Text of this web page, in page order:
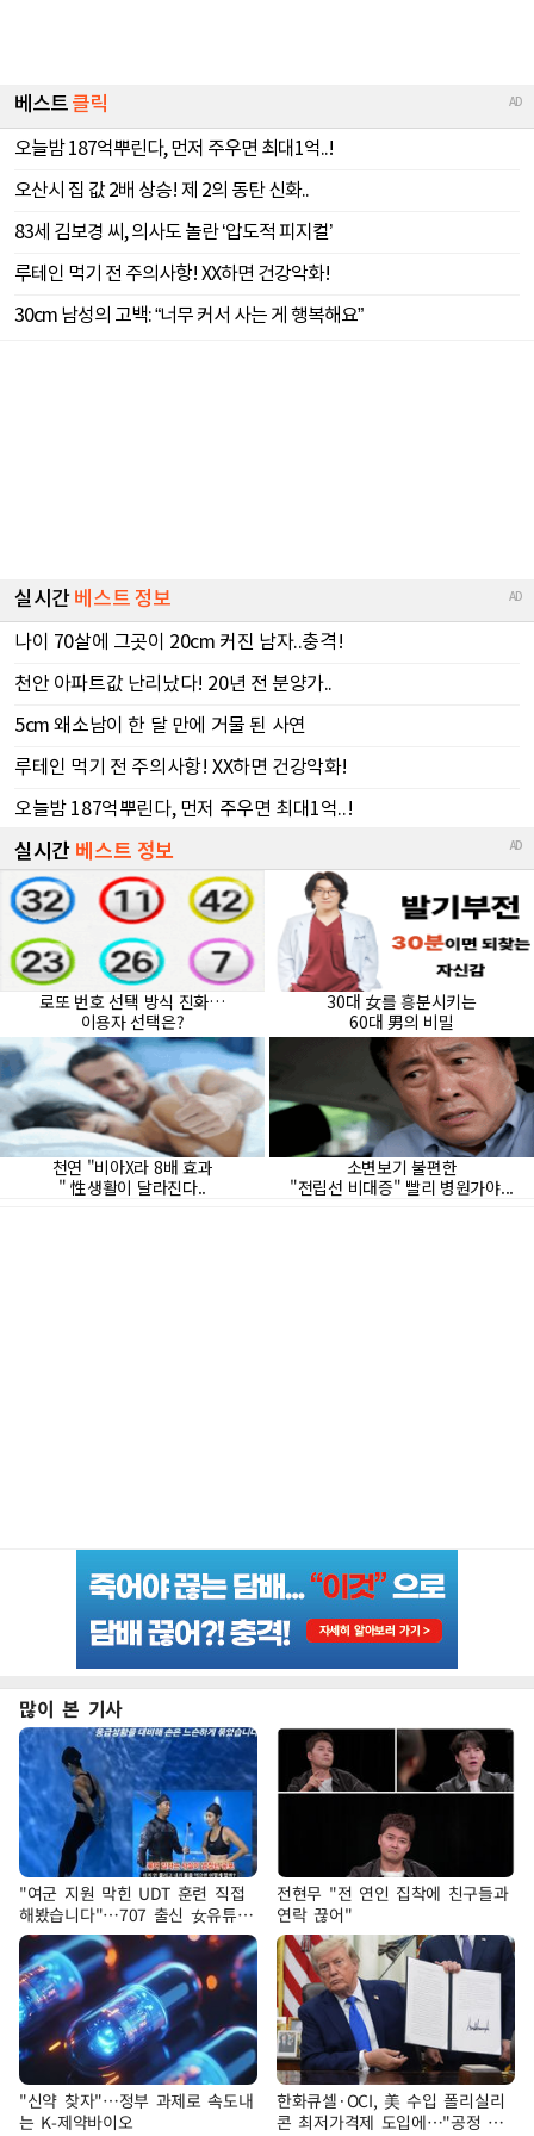
많이 본 기사
"여군 지원 막힌 UDT 훈련 직접
해봤습니다"…707 출신 女유튜버
'완벽 소화'
전현무 "전 연인 집착에 친구들과
연락 끊어"
"신약 찾자"…정부 과제로 속도내
는 K-제약바이오
한화큐셀·OCI, 美 수입 폴리실리
콘 최저가격제 도입에…"공정 경